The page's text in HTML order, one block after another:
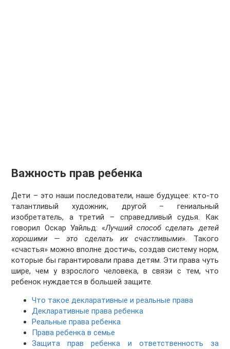
Важность прав ребенка
Дети – это наши последователи, наше будущее: кто-то
талантливый художник, другой – гениальный
изобретатель, а третий – справедливый судья. Как
говорил Оскар Уайльд: «Лучший способ сделать детей
хорошими — это сделать их счастливыми». Такого
«счастья» можно вполне достичь, создав систему норм,
которые бы гарантировали права детям. Эти права чуть
шире, чем у взрослого человека, в связи с тем, что
ребенок нуждается в большей защите.
Что такое декларативные и реальные права
Декларативные права ребенка
Реальные права ребенка
Права ребенка в семье
Защита прав ребенка и ответственность за